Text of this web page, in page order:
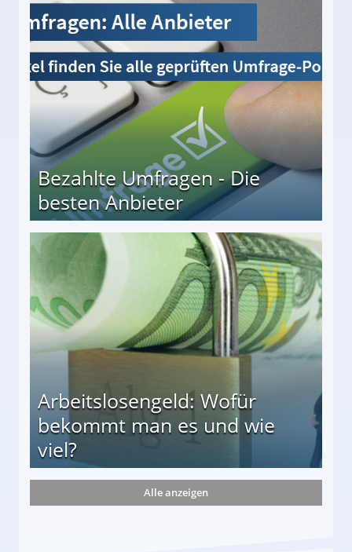
Bezahlte Umfragen - Die
besten Anbieter
Arbeitslosengeld: Wofür
bekommt man es und wie
viel?
und wie viel?
Alle anzeigen